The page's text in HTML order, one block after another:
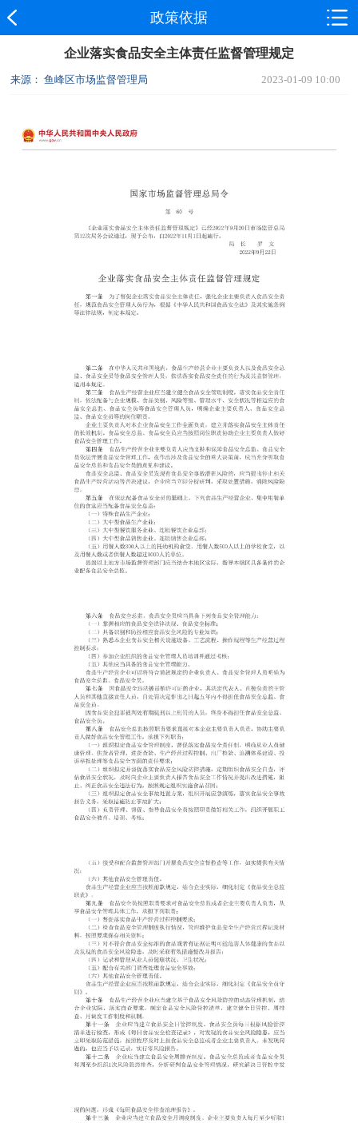
政策依据
企业落实食品安全主体责任监督管理规定
来源： 鱼峰区市场监督管理局 2023-01-09 10:00